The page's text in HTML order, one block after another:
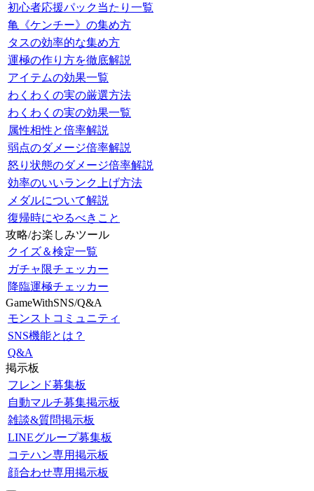
初心者応援パック当たり一覧
亀《ケンチー》の集め方
タスの効率的な集め方
運極の作り方を徹底解説
アイテムの効果一覧
わくわくの実の厳選方法
わくわくの実の効果一覧
属性相性と倍率解説
弱点のダメージ倍率解説
怒り状態のダメージ倍率解説
効率のいいランク上げ方法
メダルについて解説
復帰時にやるべきこと
攻略/お楽しみツール
クイズ＆検定一覧
ガチャ限チェッカー
降臨運極チェッカー
GameWithSNS/Q&A
モンストコミュニティ
SNS機能とは？
Q&A
掲示板
フレンド募集板
自動マルチ募集掲示板
雑談&質問掲示板
LINEグループ募集板
コテハン専用掲示板
顔合わせ専用掲示板